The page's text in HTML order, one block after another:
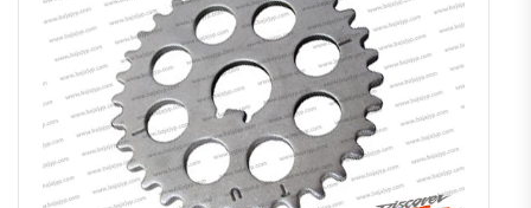
İncele Favoriler